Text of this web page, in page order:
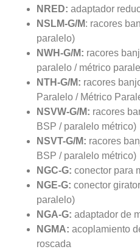
NRED: adaptador
NSLM-G/M: racores
paralelo)
NWH-G/M: racores
paralelo / métrico
NTH-G/M: racores
Paralelo / Métrico
NSVW-G/M: racores
BSP / paralelo métrico)
NSVT-G/M: racores
BSP / paralelo métrico)
NGC-G: conector para
NGE-G: conector
paralelo)
NGA-G: adaptador de
NGMA: acoplamiento
roscada